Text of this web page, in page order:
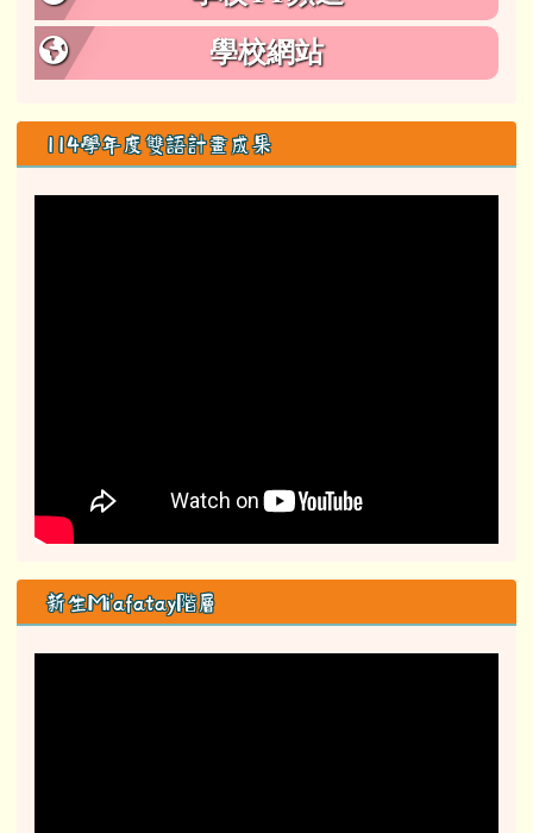
新生Mi'afatay階層
阿公在煩惱什麼？